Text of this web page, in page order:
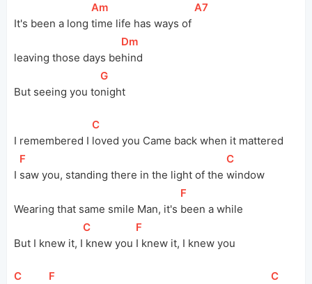
It's been a long
[
Am
time life has ways of
[
A7
leaving those days be
[Dm
hind
But seeing you to
[
G
night
I remembered I
[
C
loved you Came back when it mattered
I
[F
saw you, standing there in the light of the
[
C
window
Wearing that same smile Man, it's
[F
been a while
But I knew it, I
[
C
knew you
[F
I knew it, I knew you
[
C [F [
C